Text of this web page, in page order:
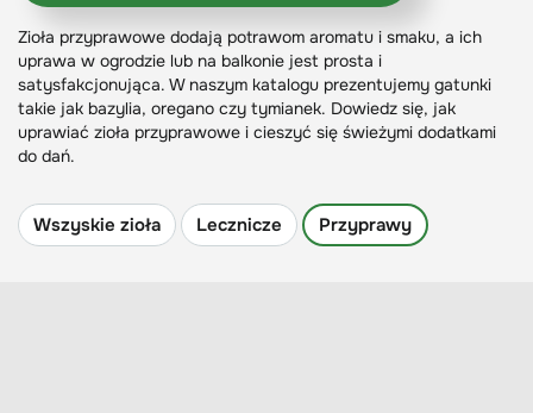
Zioła przyprawowe dodają potrawom aromatu i smaku, a ich
uprawa w ogrodzie lub na balkonie jest prosta i
satysfakcjonująca. W naszym katalogu prezentujemy gatunki
takie jak bazylia, oregano czy tymianek. Dowiedz się, jak
uprawiać zioła przyprawowe i cieszyć się świeżymi dodatkami
do dań.
Wszyskie zioła Lecznicze Przyprawy